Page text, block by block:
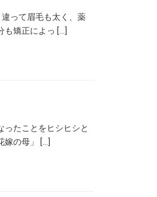
って眉毛も太く、薬
も矯正によっ […]
たことをヒシヒシと
嫁の母」 […]